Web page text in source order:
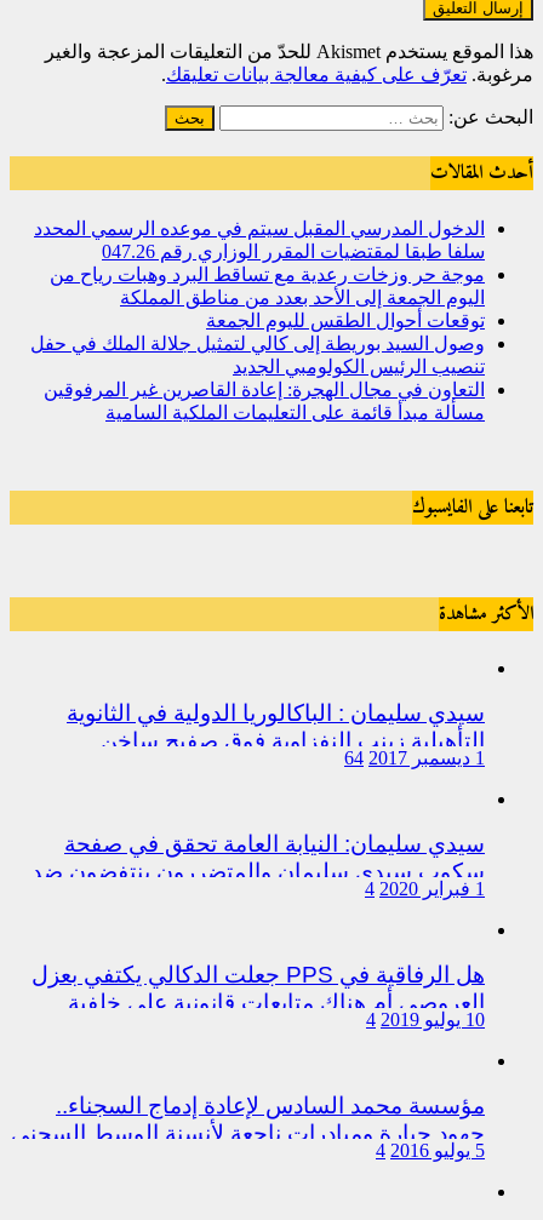
هذا الموقع يستخدم Akismet للحدّ من التعليقات المزعجة والغير
مرغوبة. تعرّف على كيفية معالجة بيانات تعليقك.
البحث عن:
أحدث المقالات
الدخول المدرسي المقبل سیتم في موعده الرسمي المحدد
سلفا طبقا لمقتضیات المقرر الوزاري رقم 047.26
موجة حر وزخات رعدية مع تساقط البرد وهبات رياح من
اليوم الجمعة إلى الأحد بعدد من مناطق المملكة
توقعات أحوال الطقس لليوم الجمعة
وصول السيد بوريطة إلى كالي لتمثيل جلالة الملك في حفل
تنصيب الرئيس الكولومبي الجديد
التعاون في مجال الهجرة: إعادة القاصرين غير المرفوقين
مسألة مبدأ قائمة على التعليمات الملكية السامية
تابعنا على الفايسبوك
الأكثر مشاهدة
سيدي سليمان : الباكالوريا الدولية في الثانوية
التأهيلية زينب النفزاوية فوق صفيح ساخن
1 ديسمبر 2017 64
سيدي سليمان: النيابة العامة تحقق في صفحة
سكوب سيدي سليمان والمتضررون ينتفضون ضد
المتورطين من رجال الشرطة
1 فبراير 2020 4
هل الرفاقية في PPS جعلت الدكالي يكتفي بعزل
العروصي أم هناك متابعات قانونية على خلفية
اختلالات التسيير بمندوبية سيدي سليمان
10 يوليو 2019 4
مؤسسة محمد السادس لإعادة إدماج السجناء..
جهود جبارة ومبادرات ناجعة لأنسنة الوسط السجني
5 يوليو 2016 4